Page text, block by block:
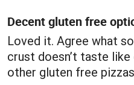
Decent gluten free
Loved it. Agree what
crust doesn’t taste
other gluten free